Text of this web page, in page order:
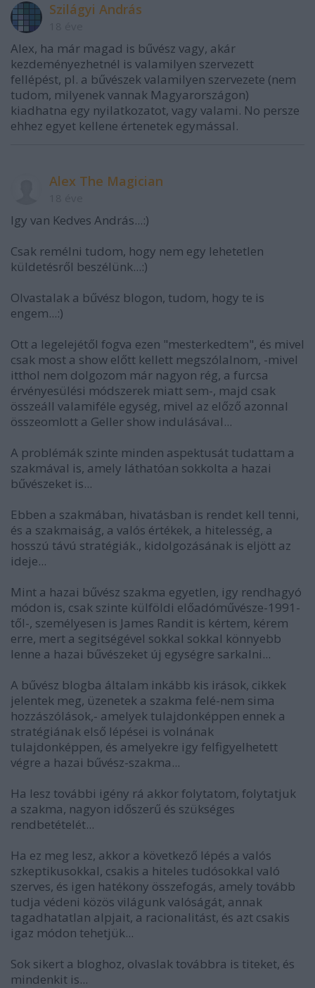
Szilágyi András
Alex, ha már magad is bűvész vagy, akár
kezdeményezhetnél is valamilyen szervezett
fellépést, pl. a bűvészek valamilyen szervezete (nem
tudom, milyenek vannak Magyarországon)
kiadhatna egy nyilatkozatot, vagy valami. No persze
ehhez egyet kellene értenetek egymással.
Alex The Magician
Igy van Kedves András...:)
Csak remélni tudom, hogy nem egy lehetetlen
küldetésről beszélünk...:)
Olvastalak a bűvész blogon, tudom, hogy te is
engem...:)
Ott a legelejétől fogva ezen "mesterkedtem", és mivel
csak most a show előtt kellett megszólalnom, -mivel
itthol nem dolgozom már nagyon rég, a furcsa
érvényesülési módszerek miatt sem-, majd csak
összeáll valamiféle egység, mivel az előző azonnal
összeomlott a Geller show indulásával...
A problémák szinte minden aspektusát tudattam a
szakmával is, amely láthatóan sokkolta a hazai
bűvészeket is...
Ebben a szakmában, hivatásban is rendet kell tenni,
és a szakmaiság, a valós értékek, a hitelesség, a
hosszú távú stratégiák., kidolgozásának is eljött az
ideje...
Mint a hazai bűvész szakma egyetlen, igy rendhagyó
módon is, csak szinte külföldi előadóművésze-1991-
től-, személyesen is James Randit is kértem, kérem
erre, mert a segitségével sokkal sokkal könnyebb
lenne a hazai bűvészeket új egységre sarkalni...
A bűvész blogba általam inkább kis irások, cikkek
jelentek meg, üzenetek a szakma felé-nem sima
hozzászólások,- amelyek tulajdonképpen ennek a
stratégiának első lépései is volnának
tulajdonképpen, és amelyekre igy felfigyelhetett
végre a hazai bűvész-szakma...
Ha lesz további igény rá akkor folytatom, folytatjuk
a szakma, nagyon időszerű és szükséges
rendbetételét...
Ha ez meg lesz, akkor a következő lépés a valós
szkeptikusokkal, csakis a hiteles tudósokkal való
szerves, és igen hatékony összefogás, amely tovább
tudja védeni közös világunk valóságát, annak
tagadhatatlan alpjait, a racionalitást, és azt csakis
igaz módon tehetjük...
Sok sikert a bloghoz, olvaslak továbbra is titeket, és
mindenkit is...